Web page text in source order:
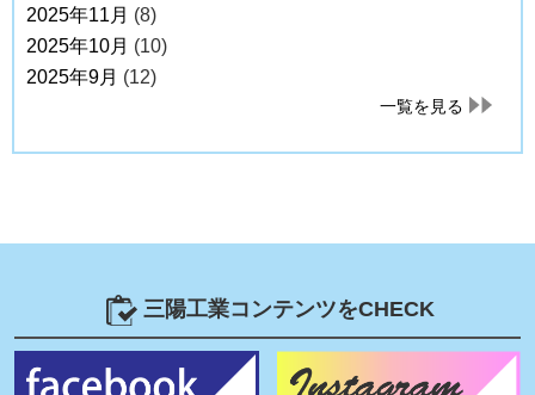
2025年11月 (8)
2025年10月 (10)
2025年9月 (12)
一覧を見る
三陽工業コンテンツをCHECK